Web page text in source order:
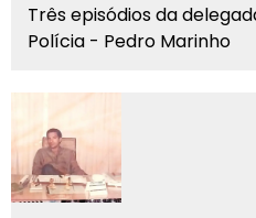
Três episódios da
Polícia - Pedro Marinho